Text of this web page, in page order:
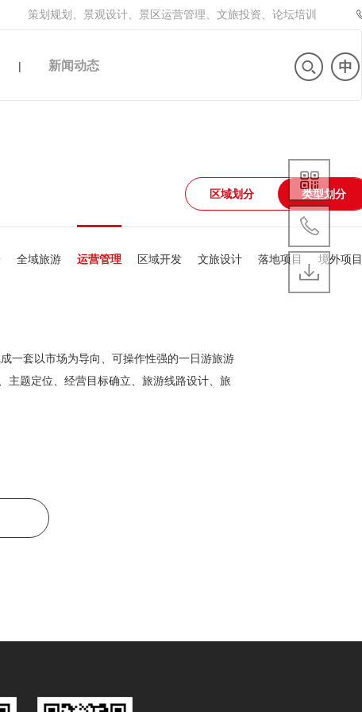
策划规划、景观设计、景区运营管理、文旅投资、论坛培训
| 新闻动态
区域划分 类型划分
全域旅游 运营管理 区域开发 文旅设计 落地项目 境外项目
套以市场为导向、可操作性强的一日游旅游
主题定位、经营目标确立、旅游线路设计、旅